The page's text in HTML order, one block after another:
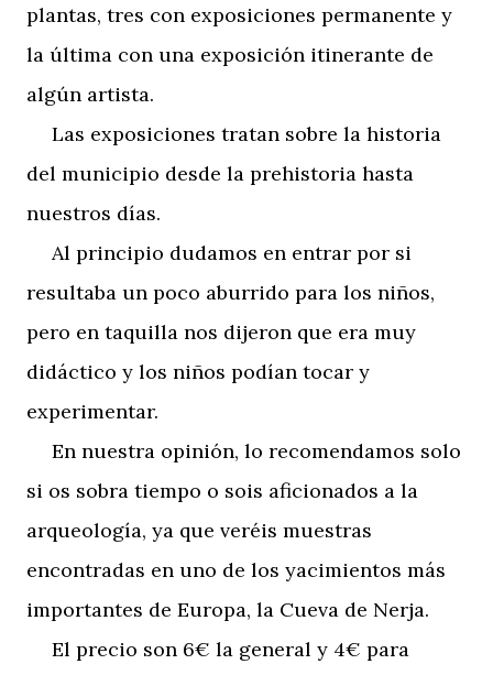
plantas, tres con exposiciones permanente y
la última con una exposición itinerante de
algún artista.
Las exposiciones tratan sobre la historia
del municipio desde la prehistoria hasta
nuestros días.
Al principio dudamos en entrar por si
resultaba un poco aburrido para los niños,
pero en taquilla nos dijeron que era muy
didáctico y los niños podían tocar y
experimentar.
En nuestra opinión, lo recomendamos solo
si os sobra tiempo o sois aficionados a la
arqueología, ya que veréis muestras
encontradas en uno de los yacimientos más
importantes de Europa, la Cueva de Nerja.
El precio son 6€ la general y 4€ para